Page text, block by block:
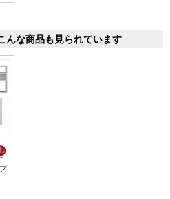
んな商品も見られています